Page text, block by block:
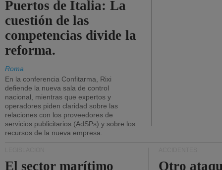
Puertos de Italia: La
cuestión de las
competencias divide la
reforma.
Roma
En la conferencia Confitarma, Rixi
defiende la nueva sala de control
nacional, mientras que expertos y
operadores piden claridad sobre las
relaciones con los proveedores de
servicios publicitarios (AdSPs) y sobre los
recursos de la nueva empresa.
El sector marítimo
Otro